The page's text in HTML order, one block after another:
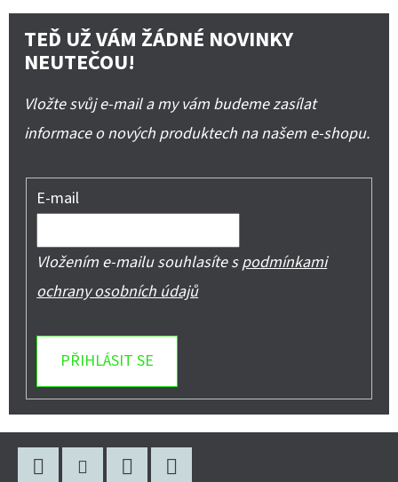
TEĎ UŽ VÁM ŽÁDNÉ NOVINKY
NEUTEČOU!
Vložte svůj e-mail a my vám budeme zasílat
informace o nových produktech na našem e-shopu.
E-mail
Vložením e-mailu souhlasíte spodmínkami
ochrany osobních údajů
PŘIHLÁSIT SE